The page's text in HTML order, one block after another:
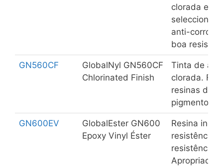
clorada e
anti-
boa
GN560CF
GlobalNyl GN560CF
Chlorinated Finish
Tinta de
clorada.
resinas de
pigmentos
GN600EV
GlobalEster GN600
Epoxy Vinyl Éster
Resina
resistência
resistência
Apropriado